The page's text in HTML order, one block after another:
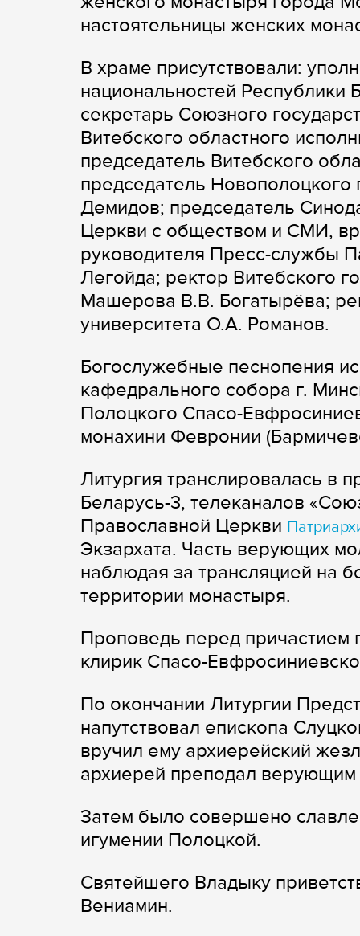
настоятельницы женских
В храме присутствовали:
национальностей Республики
секретарь Союзного
Витебского областного
председатель Витебского
председатель Новополоцкого
Демидов; председатель
Церкви с обществом и СМИ,
руководителя Пресс-службы
Легойда; ректор Витебского
Машерова В.В. Богатырёва;
университета О.А. Романов.
Богослужебные песнопения
кафедрального собора г.
Полоцкого Спасо-
монахини Февронии
Литургия транслировалась в
Беларусь-3, телеканалов
Православной Церкви
Экзархата. Часть верующих
наблюдая за трансляцией на
территории монастыря.
Проповедь перед причастием
клирик Спасо-
По окончании Литургии
напутствовал епископа
вручил ему архиерейский
архиерей преподал верующим
Затем было совершено
игумении Полоцкой.
Святейшего Владыку
Вениамин.